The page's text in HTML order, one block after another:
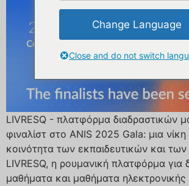
LIVRESQ - πλατφόρμα διαδραστικών
φιναλίστ στο ANIS 2025 Gala: μια νίκη
κοινότητα των εκπαιδευτικών και
LIVRESQ, η ρουμανική πλατφόρμα για
μαθήματα και μαθήματα
Change Language
Close and do not switch